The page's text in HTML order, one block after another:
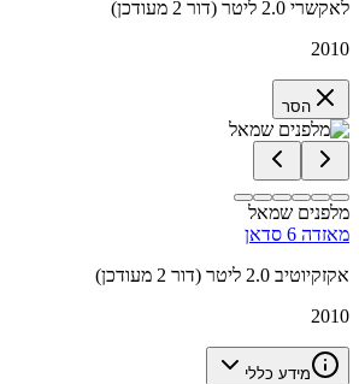
לאקשרי 2.0 ליטר (דור 2 מעודכן)
2010
הסר
מלפנים שמאל
מאזדה 6 סדאן
אקזקיוטיב 2.0 ליטר (דור 2 מעודכן)
2010
מידע כללי